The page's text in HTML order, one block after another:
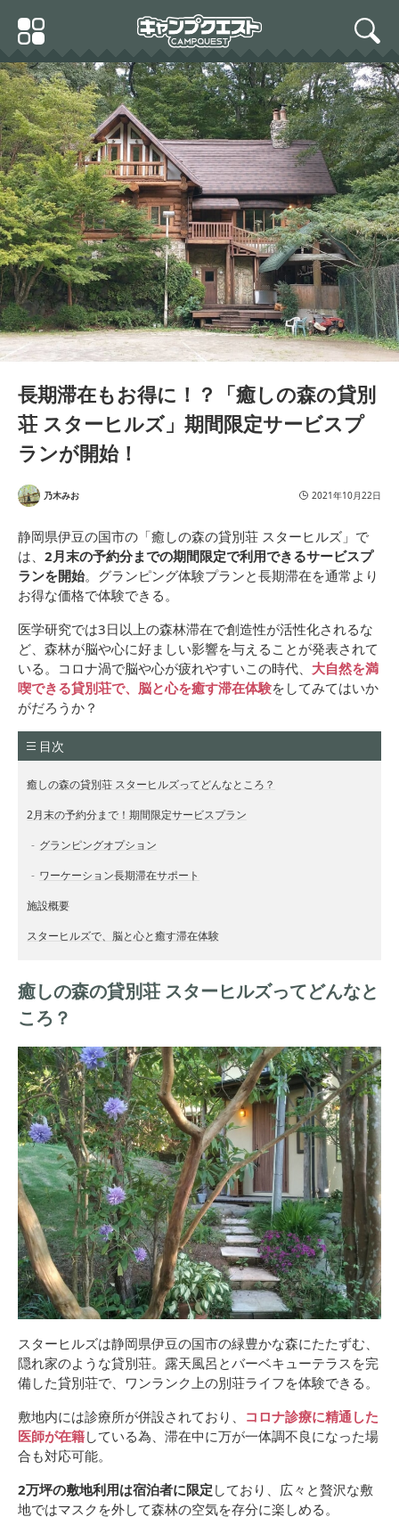
Primary
Menu
search
長期滞在もお得に！？「癒しの森の貸別
荘 スターヒルズ」期間限定サービスプ
ランが開始！
乃木みお 2021年10月22日
静岡県伊豆の国市の「癒しの森の貸別荘 スターヒルズ」で
は、 2月末の予約分までの期間限定で利用できるサービスプ
ランを開始。グランピング体験プランと長期滞在を通常より
お得な価格で体験できる。
医学研究では3日以上の森林滞在で創造性が活性化されるな
ど、森林が脳や心に好ましい影響を与えることが発表されて
いる。コロナ渦で脳や心が疲れやすいこの時代、 大自然を満
喫できる貸別荘で、脳と心を癒す滞在体験をしてみてはいか
がだろうか？
目次
癒しの森の貸別荘 スターヒルズってどんなところ？
2月末の予約分まで！期間限定サービスプラン
グランピングオプション
ワーケーション長期滞在サポート
施設概要
スターヒルズで、脳と心と癒す滞在体験
癒しの森の貸別荘 スターヒルズってどんなと
ころ？
スターヒルズは静岡県伊豆の国市の緑豊かな森にたたずむ、
隠れ家のような貸別荘。露天風呂とバーベキューテラスを完
備した貸別荘で、ワンランク上の別荘ライフを体験できる。
敷地内には診療所が併設されており、 コロナ診療に精通した
医師が在籍している為、滞在中に万が一体調不良になった場
合も対応可能。
2万坪の敷地利用は宿泊者に限定 しており、広々と贅沢な敷
地ではマスクを外して森林の空気を存分に楽しめる。